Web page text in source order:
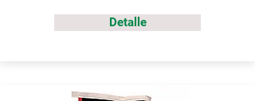
Detalle